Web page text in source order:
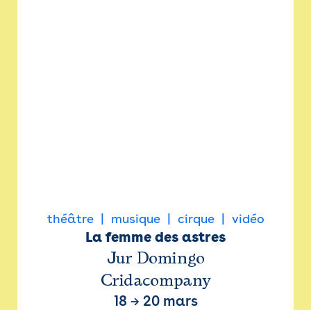
théâtre musique cirque vidéo
La femme des astres
Jur Domingo
Cridacompany
18 → 20 mars